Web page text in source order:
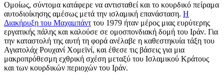
Ομοίως, σύντομα κατάφερε να αντισταθεί και το κουρδικό πείραμα
αυτοδιοίκησης αμέσως μετά την ισλαμική επανάσταση. Η
Διακήρυξη του Μαχαμπάντ του 1979 ήταν μέρος μιας ευρύτερης
εργατικής πάλης και καλούσε σε ομοσπονδιακή δομή του Ιράν. Για
την καταστολή της αυτή τη φορά ανέλαβε η καθεστηκυία τάξη του
Αγιατολάχ Ρουχανί Χομεϊνί, και έθεσε τις βάσεις για μια
μακροπρόθεσμη εχθρική σχέση μεταξύ του Ισλαμικού Κράτους
και των κουρδικών περιοχών του Ιράν.